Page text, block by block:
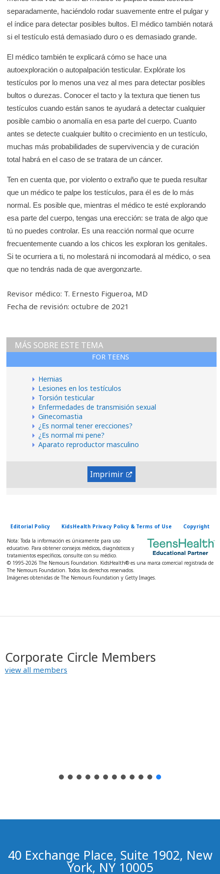
separadamente, haciéndolo rodar suavemente entre el pulgar y
el índice para detectar posibles bultos. El médico también notará
si el testículo está demasiado duro o es demasiado grande.
El médico también te explicará cómo se hace una
autoexploración o autopalpación testicular. Explórate los
testículos por lo menos una vez al mes para detectar posibles
bultos o durezas. Conocer el tacto y la textura que tienen tus
testículos cuando están sanos te ayudará a detectar cualquier
posible cambio o anomalía en esa parte del cuerpo. Cuanto
antes se detecte cualquier bultito o crecimiento en un testículo,
muchas más probabilidades de supervivencia y de curación
total habrá en el caso de se tratara de un cáncer.
Ten en cuenta que, por violento o extraño que te pueda resultar
que un médico te palpe los testículos, para él es de lo más
normal. Es posible que, mientras el médico te esté explorando
esa parte del cuerpo, tengas una erección: se trata de algo que
tú no puedes controlar. Es una reacción normal que ocurre
frecuentemente cuando a los chicos les exploran los genitales.
Si te ocurriera a ti, no molestará ni incomodará al médico, o sea
que no tendrás nada de que avergonzarte.
Revisor médico: T. Ernesto Figueroa, MD
Fecha de revisión: octubre de 2021
FOR TEENS
MÁS SOBRE ESTE TEMA
Hernias
Lesiones en los testículos
Torsión testicular
Enfermedades de transmisión sexual
Ginecomastia
¿Es normal tener erecciones?
¿Es normal mi pene?
Aparato reproductor masculino
Imprimir
Editorial Policy KidsHealth Privacy Policy & Terms of Use Copyright
Nota: Toda la información es únicamente para uso
educativo. Para obtener consejos médicos, diagnósticos y
tratamientos específicos, consulte con su médico.
© 1995-2026 The Nemours Foundation. KidsHealth® es una marca comercial registrada de
The Nemours Foundation. Todos los derechos reservados.
Imágenes obtenidas de The Nemours Foundation y Getty Images.
Corporate Circle Members
view all members
40 Exchange Place, Suite 1902, New
York, NY 10005